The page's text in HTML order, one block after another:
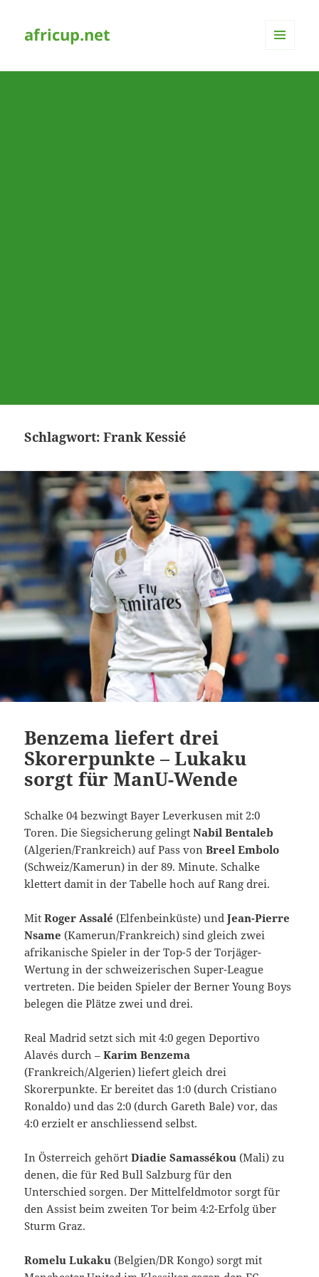
africup.net
Schlagwort:Frank Kessié
Benzema liefert drei
Skorerpunkte – Lukaku
sorgt für ManU-Wende
Schalke 04 bezwingt Bayer Leverkusen mit 2:0
Toren. Die Siegsicherung gelingtNabil Bentaleb
(Algerien/Frankreich) auf Pass vonBreel Embolo
(Schweiz/Kamerun) in der 89. Minute. Schalke
klettert damit in der Tabelle hoch auf Rang drei.
MitRoger Assalé (Elfenbeinküste) undJean-Pierre
Nsame (Kamerun/Frankreich) sind gleich zwei
afrikanische Spieler in der Top-5 der Torjäger-
Wertung in der schweizerischen Super-League
vertreten. Die beiden Spieler der Berner Young Boys
belegen die Plätze zwei und drei.
Real Madrid setzt sich mit 4:0 gegen Deportivo
Alavés durch –Karim Benzema
(Frankreich/Algerien) liefert gleich drei
Skorerpunkte. Er bereitet das 1:0 (durch Cristiano
Ronaldo) und das 2:0 (durch Gareth Bale) vor, das
4:0 erzielt er anschliessend selbst.
In Österreich gehörtDiadie Samassékou (Mali) zu
denen, die für Red Bull Salzburg für den
Unterschied sorgen. Der Mittelfeldmotor sorgt für
den Assist beim zweiten Tor beim 4:2-Erfolg über
Sturm Graz.
Romelu Lukaku (Belgien/DR Kongo) sorgt mit